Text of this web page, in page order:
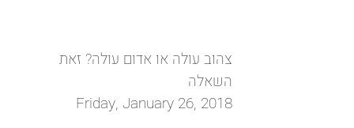
צהוב עולה או אדום עולה? זאת
השאלה
Friday, January 26, 2018